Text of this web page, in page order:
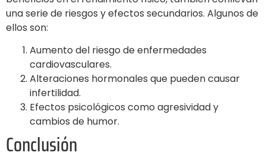
una serie de riesgos y efectos secundarios. Algunos de
ellos son:
Aumento del riesgo de enfermedades
cardiovasculares.
Alteraciones hormonales que pueden causar
infertilidad.
Efectos psicológicos como agresividad y
cambios de humor.
Conclusión